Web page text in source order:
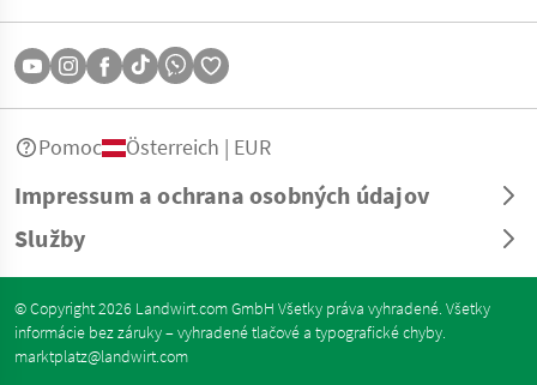
Impressum a ochrana osobných údajov
Služby
Pomoc Österreich | EUR
© Copyright 2026 Landwirt.com GmbH Všetky práva vyhradené. Všetky
informácie bez záruky – vyhradené tlačové a typografické chyby.
marktplatz@landwirt.com